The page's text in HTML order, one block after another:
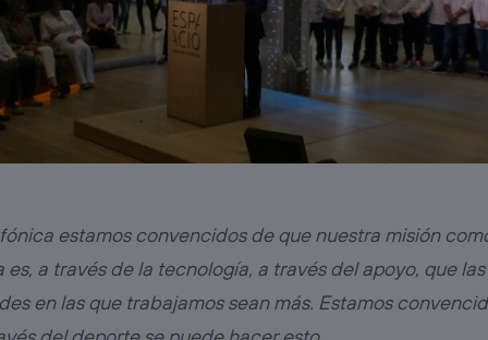
estamos convencidos de que nuestra misión
es, a través de la tecnología, a través del apoyo, que las
en las que trabajamos sean más. Estamos